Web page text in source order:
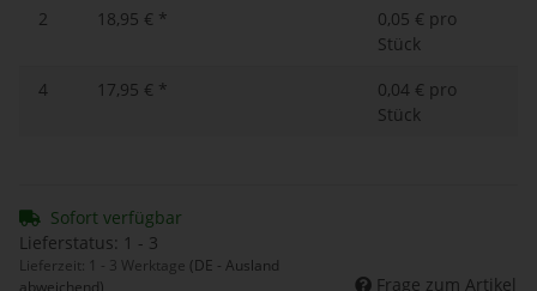
2 18,95 € *
0,05 € pro
Stück
4
17,95 € *
0,04 € pro
Stück
Sofort verfügbar
Lieferstatus: 1 - 3
Lieferzeit: 1 - 3 Werktage (DE - Ausland
abweichend)
Frage zum Artikel